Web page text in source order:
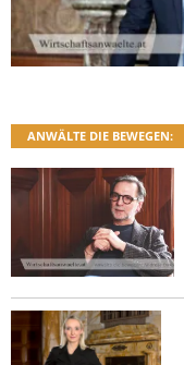
ANWÄLTE DIE BEWEGEN: